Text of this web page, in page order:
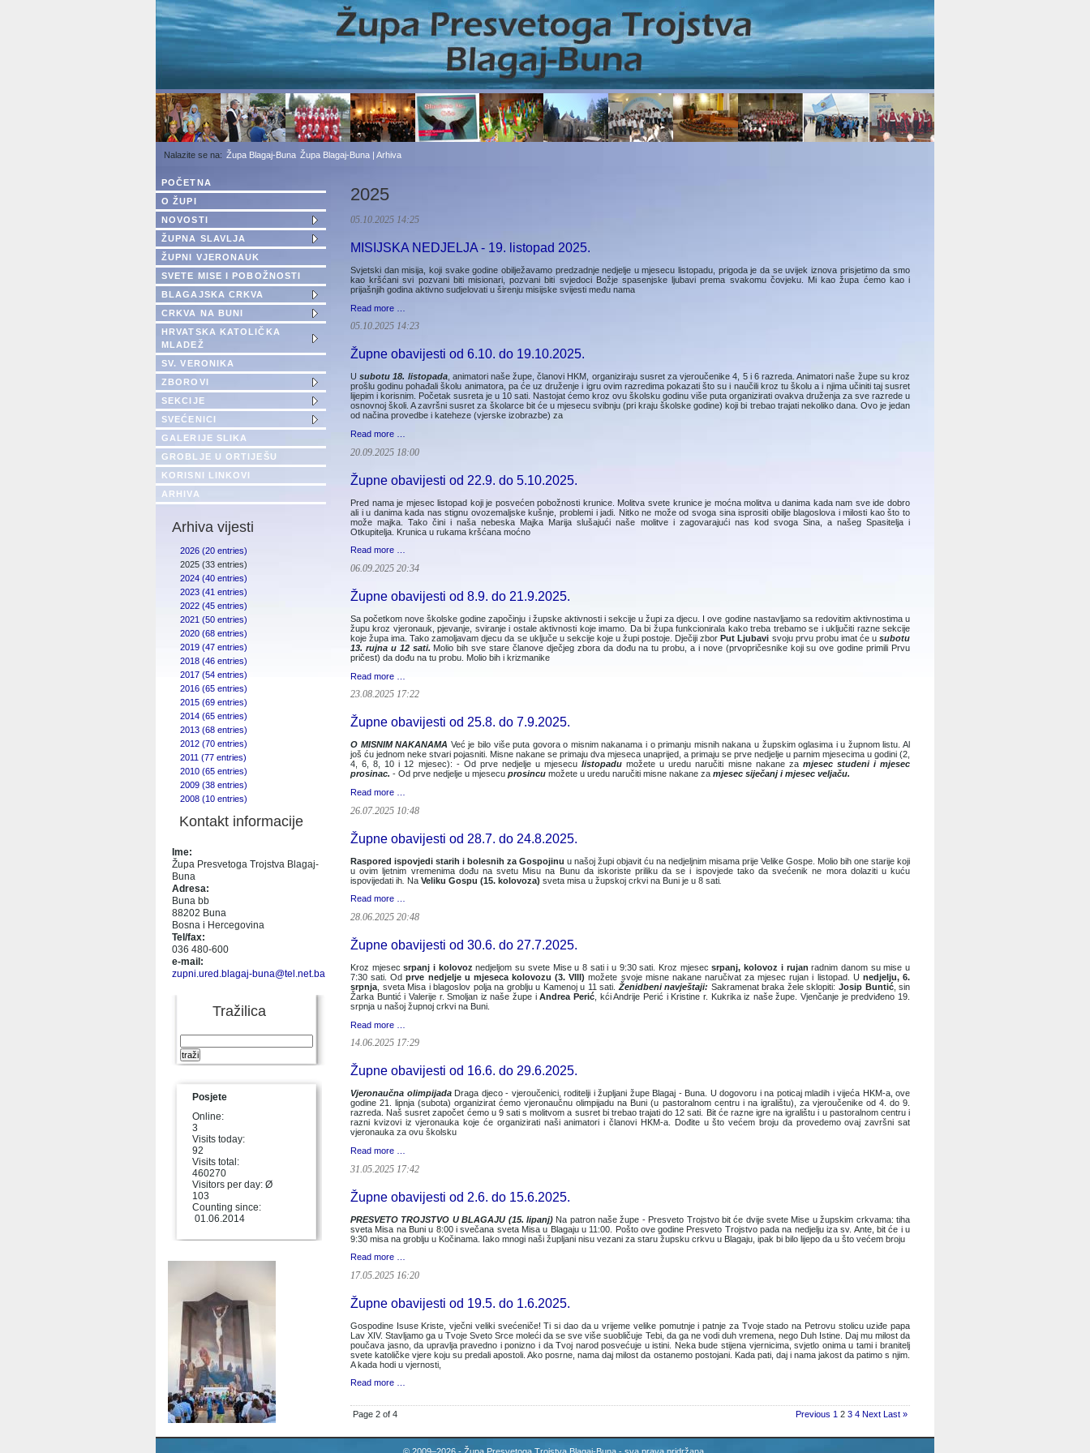
Župa Blagaj-Buna Župa Blagaj-Buna | Arhiva
2025
05.10.2025 14:25
MISIJSKA NEDJELJA - 19. listopad 2025.
Svjetski dan misija, koji svake godine obilježavamo predzadnje nedjelje u mjesecu listopadu, prigoda je da se uvijek iznova prisjetimo da smo
kao kršćani svi pozvani biti misionari, pozvani biti svjedoci Božje spasenjske ljubavi prema svakomu čovjeku. Mi kao župa ćemo kao i
prijašnjih godina aktivno sudjelovati u širenju misijske svijesti među nama
Read more …
05.10.2025 14:23
Župne obavijesti od 6.10. do 19.10.2025.
Usubotu 18. listopada, animatori naše župe, članovi HKM, organiziraju susret za vjeroučenike 4, 5 i 6 razreda. Animatori naše župe su kroz
prošlu godinu pohađali školu animatora, pa će uz druženje i igru ovim razredima pokazati što su i naučili kroz tu školu a i njima učiniti taj susret
lijepim i korisnim. Početak susreta je u 10 sati. Nastojat ćemo kroz ovu školsku godinu više puta organizirati ovakva druženja za sve razrede u
osnovnoj školi. A završni susret za školarce bit će u mjesecu svibnju (pri kraju školske godine) koji bi trebao trajati nekoliko dana. Ovo je jedan
od načina provedbe i kateheze (vjerske izobrazbe) za
Read more …
20.09.2025 18:00
Župne obavijesti od 22.9. do 5.10.2025.
Pred nama je mjesec listopad koji je posvećen pobožnosti krunice. Molitva svete krunice je moćna molitva u danima kada nam sve ide dobro
ali i u danima kada nas stignu ovozemaljske kušnje, problemi i jadi. Nitko ne može od svoga sina isprositi obilje blagoslova i milosti kao što to
može majka. Tako čini i naša nebeska Majka Marija slušajući naše molitve i zagovarajući nas kod svoga Sina, a našeg Spasitelja i
Otkupitelja. Krunica u rukama kršćana moćno
Read more …
06.09.2025 20:34
Župne obavijesti od 8.9. do 21.9.2025.
Sa početkom nove školske godine započinju i župske aktivnosti i sekcije u župi za djecu. I ove godine nastavljamo sa redovitim aktivnostima u
župu kroz vjeronauk, pjevanje, sviranje i ostale aktivnosti koje imamo. Da bi župa funkcionirala kako treba trebamo se i uključiti razne sekcije
koje župa ima. Tako zamoljavam djecu da se uključe u sekcije koje u župi postoje. Dječiji zborPut Ljubavi svoju prvu probu imat će usubotu
13. rujna u 12 sati. Molio bih sve stare članove dječjeg zbora da dođu na tu probu, a i nove (prvopričesnike koji su ove godine primili Prvu
pričest) da dođu na tu probu. Molio bih i krizmanike
Read more …
23.08.2025 17:22
Župne obavijesti od 25.8. do 7.9.2025.
O MISNIM NAKANAMA Već je bilo više puta govora o misnim nakanama i o primanju mis­nih nakana u župskim oglasima i u župnom listu. Al
još ću jednom neke stvari pojasniti. Misne nakane se primaju dva mjeseca unaprijed, a primaju se prve nedjelje u parnim mjesecima u godini (2,
4, 6, 8, 10 i 12 mjesec): - Od prve nedjelje u mjeseculistopadumožete u uredu naručiti misne nakane za mjesec studeni i mjesec
prosinac. - Od prve nedjelje u mjesecu prosincu možete u uredu naručiti misne nakane za mjesec siječanj i mjesec veljaču.
Read more …
26.07.2025 10:48
Župne obavijesti od 28.7. do 24.8.2025.
Raspored ispovjedi starih i bolesnih za Gospojinu u našoj župi objavit ću na nedjeljnim misama prije Velike Gospe. Molio bih one starije koji
u ovim ljetnim vremenima dođu na svetu Misu na Bunu da iskoriste priliku da se i ispovjede tako da svećenik ne mora dolaziti u kuću
ispovijedati ih Na Veliku Gospu (15. kolovoza) sveta misa u župskoj crkvi na Buni je u 8 sati
Read more …
28.06.2025 20:48
Župne obavijesti od 30.6. do 27.7.2025.
Kroz mjesecsrpanj i kolovoznedjeljom su svete Mise u 8 sati i u 9:30 sati. Kroz mjesecsrpanj, kolovoz i rujanradnim danom su mise u
7:30 sati. Odprve nedjelje u mjeseca kolovozu (3. VIII)možete svoje misne nakane naručivat za mjesec rujan i listopad. U nedjelju, 6.
srpnja , sveta Misa i blagoslov polja na groblju u Kamenoj u 11 sati. Ženidbeni navještaji: Sakramenat braka žele sklopiti: Josip Buntić, sin
Žarka Buntić i Valerije r. Smoljan iz naše župe iAndrea Perić , kći Andrije Perić i Kristine r. Kukrika iz naše župe. Vjenčanje je predviđeno 19.
srpnja u našoj župnoj crkvi na Buni.
Read more …
14.06.2025 17:29
Župne obavijesti od 16.6. do 29.6.2025.
Vjeronaučna olimpijada Draga djeco - vjeroučenici, roditelji i župljani župe Blagaj - Buna. U dogovoru i na poticaj mladih i vijeća HKM-a, ove
godine 21. lipnja (subota) organizirat ćemo vjeronaučnu olimpijadu na Buni (u pastoralnom centru i na igralištu), za vjeroučenike od 4. do 9.
razreda. Naš susret započet ćemo u 9 sati s molitvom a susret bi trebao trajati do 12 sati. Bit će razne igre na igralištu i u pastoralnom centru i
razni kvizovi iz vjeronauka koje će organizirati naši animatori i članovi HKM-a. Dođite u što većem broju da provedemo ovaj završni sat
vjeronauka za ovu školsku
Read more …
31.05.2025 17:42
Župne obavijesti od 2.6. do 15.6.2025.
PRESVETO TROJSTVO U BLAGAJU (15. lipanj) Na patron naše župe - Presveto Trojstvo bit će dvije svete Mise u župskim crkvama: tiha
sveta Misa na Buni u 8:00 i svečana sveta Misa u Blagaju u 11:00. Pošto ove godine Presveto Trojstvo pada na nedjelju iza sv. Ante, bit će i u
9:30 misa na groblju u Kočinama. Iako mnogi naši župljani nisu vezani za staru župsku crkvu u Blagaju, ipak bi bilo lijepo da u što većem broju
Read more …
17.05.2025 16:20
Župne obavijesti od 19.5. do 1.6.2025.
Gospodine Isuse Kriste, vječni veliki svećeniče! Ti si dao da u vrijeme velike pomutnje i patnje za Tvoje stado na Petrovu stolicu uziđe papa
Lav XIV. Stavljamo ga u Tvoje Sveto Srce moleći da se sve više suobličuje Tebi, da ga ne vodi duh vremena, nego Duh Istine. Daj mu milost da
poučava jasno, da upravlja pravedno i ponizno i da Tvoj narod posvećuje u istini. Neka bude stijena vjernicima, svjetlo onima u tami i branitelj
svete katoličke vjere koju su predali apostoli. Ako posrne, nama daj milost da ostanemo postojani. Kada pati, daj i nama jakost da patimo s njim.
A kada hodi u vjernosti,
Read more …
Page 2 of 4 Previous 1 2 3 4 Next Last »
POČETNA
O ŽUPI
NOVOSTI
ŽUPNA SLAVLJA
ŽUPNI VJERONAUK
SVETE MISE I POBOŽNOSTI
BLAGAJSKA CRKVA
CRKVA NA BUNI
HRVATSKA KATOLIČKA
MLADEŽ
SV. VERONIKA
ZBOROVI
SEKCIJE
SVEĆENICI
GALERIJE SLIKA
GROBLJE U ORTIJEŠU
KORISNI LINKOVI
ARHIVA
Arhiva vijesti
2026 (20 entries)
2025 (33 entries)
2024 (40 entries)
2023 (41 entries)
2022 (45 entries)
2021 (50 entries)
2020 (68 entries)
2019 (47 entries)
2018 (46 entries)
2017 (54 entries)
2016 (65 entries)
2015 (69 entries)
2014 (65 entries)
2013 (68 entries)
2012 (70 entries)
2011 (77 entries)
2010 (65 entries)
2009 (38 entries)
2008 (10 entries)
Kontakt informacije
Ime:
Župa Presvetoga Trojstva Blagaj-
Buna
Adresa:
Buna bb
88202 Buna
Bosna i Hercegovina
Tel/fax:
036 480-600
e-mail:
zupni.ured.blagaj-buna@tel.net.ba
Tražilica
Posjete
Online:
3
Visits today:
92
Visits total:
460270
Visitors per day: Ø
103
Counting since:
01.06.2014